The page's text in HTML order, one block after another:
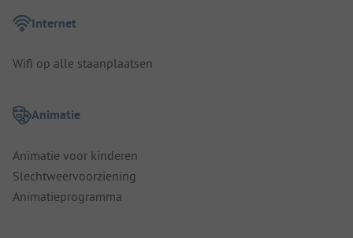
Internet
Wifi op alle staanplaatsen
Animatie
Animatie voor kinderen
Slechtweervoorziening
Animatieprogramma